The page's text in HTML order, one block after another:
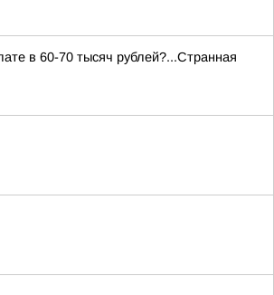
в 60-70 тысяч рублей?...Странная